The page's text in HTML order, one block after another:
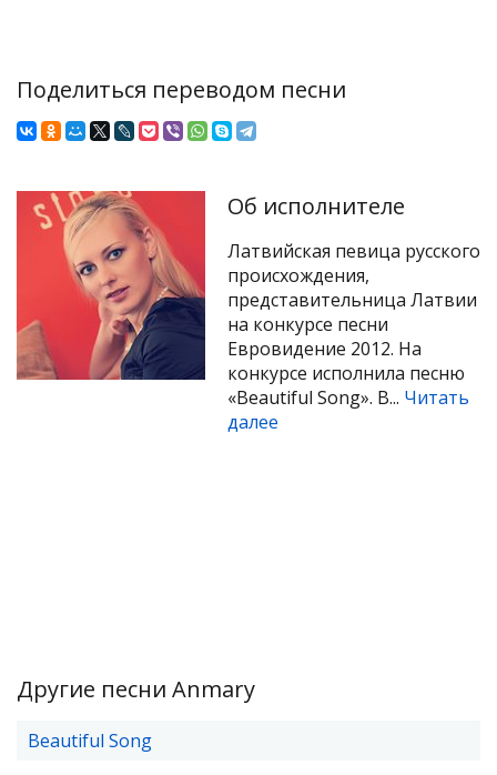
Поделиться переводом песни
Об исполнителе
Латвийская певица русского
происхождения,
представительница Латвии
на конкурсе песни
Евровидение 2012. На
конкурсе исполнила песню
«Beautiful Song». В... Читать
далее
Другие песни Anmary
Beautiful Song